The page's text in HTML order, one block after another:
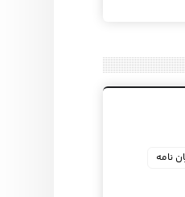
نامه